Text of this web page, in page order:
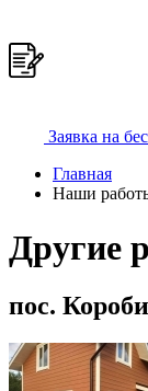
Заявка на
Главная
Наши
Другие
пос.